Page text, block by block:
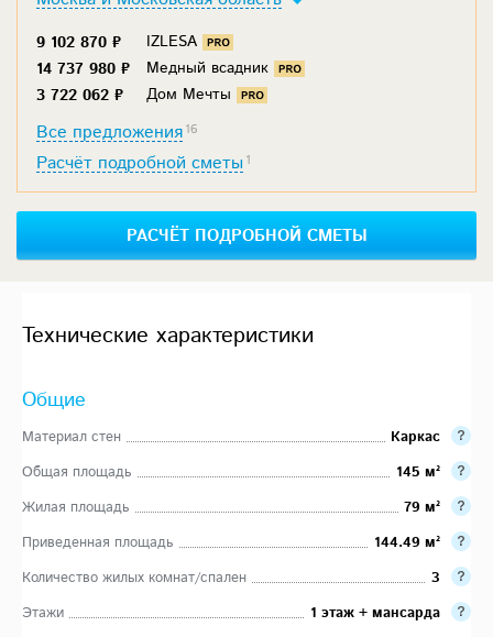
9 102 870 ₽
IZLESA
14 737 980 ₽
Медный всадник
3 722 062 ₽
Дом Мечты
Все предложения16
Расчёт подробной сметы 1
РАСЧЁТ ПОДРОБНОЙ СМЕТЫ
Технические характеристики
Общие
Материал стен
Каркас
Общая площадь
145 м²
Жилая площадь
79 м²
Приведенная площадь
144.49 м²
Количество жилых комнат/спален
3
Этажи
1 этаж + мансарда